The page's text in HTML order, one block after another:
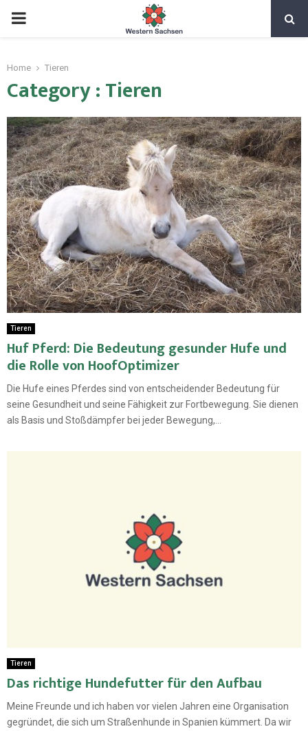
Home Tieren
Category : Tieren
Tieren
Huf Pferd: Die Bedeutung gesunder Hufe und
die Rolle von HoofOptimizer
Die Hufe eines Pferdes sind von entscheidender Bedeutung für
seine Gesundheit und seine Fähigkeit zur Fortbewegung. Sie dienen
als Basis und Stoßdämpfer bei jeder Bewegung,...
Tieren
Das richtige Hundefutter für den Aufbau
Meine Freunde und ich haben vor vielen Jahren eine Organisation
gegründet, die sich um Straßenhunde in Spanien kümmert. Da wir